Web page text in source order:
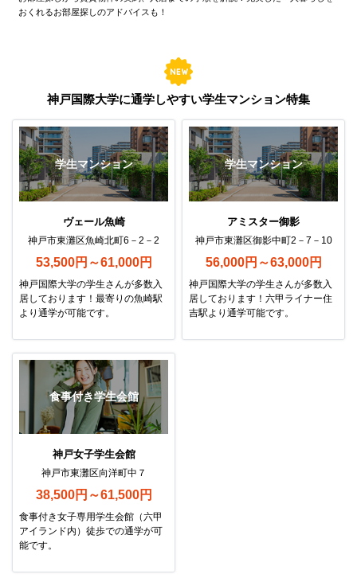
おくれるお部屋探しのアドバイスも！
神戸国際大学に通学しやすい学生マンション特集
ヴェール魚崎
神戸市東灘区魚崎北町6－2－2
53,500円～61,000円
神戸国際大学の学生さんが多数入
居しております！最寄りの魚崎駅
より通学が可能です。
学生マンション
アミスター御影
神戸市東灘区御影中町2－7－10
56,000円～63,000円
神戸国際大学の学生さんが多数入
居しております！六甲ライナー住
吉駅より通学可能です。
学生マンション
神戸女子学生会館
神戸市東灘区向洋町中７
38,500円～61,500円
食事付き女子専用学生会館（六甲
アイランド内）徒歩での通学が可
能です。
食事付き学生会館